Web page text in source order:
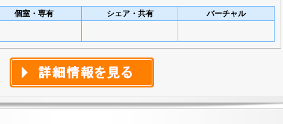
個室・専有 シェア・共有 バーチャル